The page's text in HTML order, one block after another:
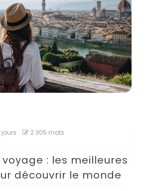
jours 2 305 mots
: les meilleures
découvrir le monde